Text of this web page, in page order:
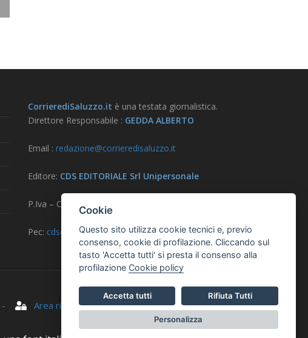
CorrierediSaluzzo.it è una testata giornalistica.
Direttore Responsabile : GEDDA ALBERTO
Email : redazione@corrieredisaluzzo.it
Editore: CDS EDITORIALE Srl Unipersonale
P.Iva – CF – Reg. Imprese CN 03733570042
Pec: cdseditoriale@pec.it
- Area riservata
Cookie
Questo sito utilizza cookie tecnici e, previo
consenso, cookie di profilazione. Cliccando sul
tasto 'Accetta tutti' si presta il consenso alla
profilazione Cookie policy
Accetta tutti Rifiuta Tutti
Personalizza